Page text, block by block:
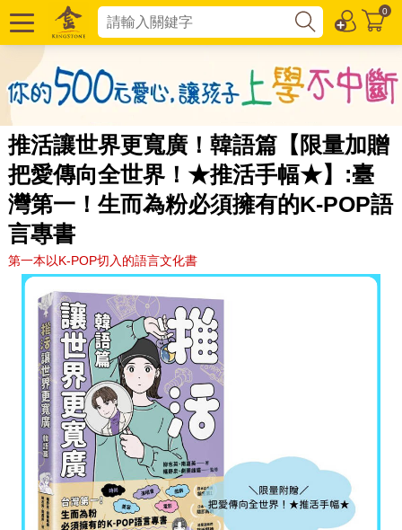
0
推活讓世界更寬廣！韓語篇【限量加贈
把愛傳向全世界！★推活手幅★】:臺
灣第一！生而為粉必須擁有的K-POP語
言專書
第一本以K-POP切入的語言文化書